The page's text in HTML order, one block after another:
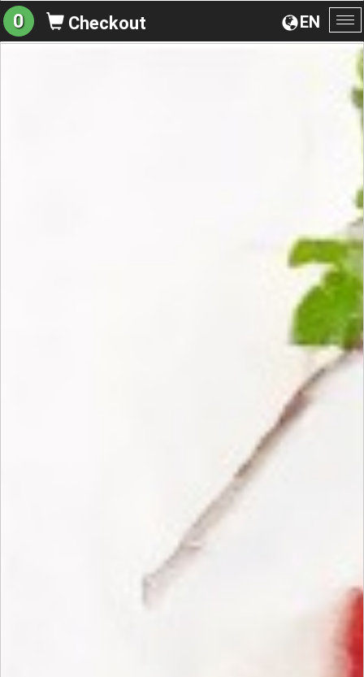
EN
0 Checkout